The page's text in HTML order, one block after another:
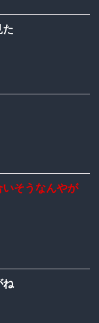
た
そうなんやが
ね